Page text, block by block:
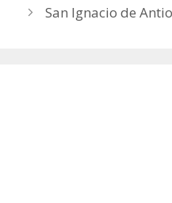
San Ignacio de